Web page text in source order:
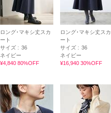
ロング･マキシ丈スカ
ート
サイズ : 36
ネイビー
¥4,840 80%OFF
ロング･マキシ丈スカ
ート
サイズ : 36
ネイビー
¥16,940 30%OFF